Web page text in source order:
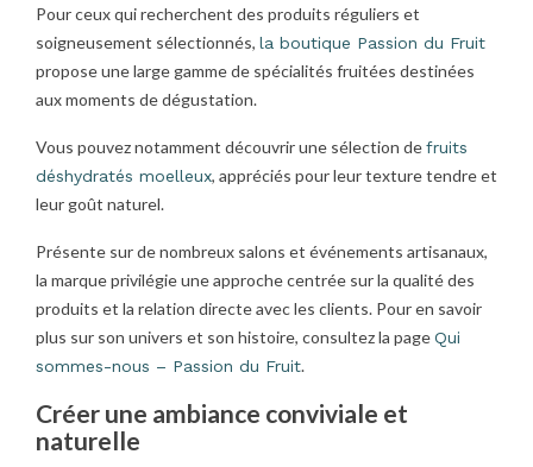
Pour ceux qui recherchent des produits réguliers et
soigneusement sélectionnés, la boutique Passion du Fruit
propose une large gamme de spécialités fruitées destinées
aux moments de dégustation.
Vous pouvez notamment découvrir une sélection defruits
déshydratés moelleux, appréciés pour leur texture tendre et
leur goût naturel.
Présente sur de nombreux salons et événements artisanaux,
la marque privilégie une approche centrée sur la qualité des
produits et la relation directe avec les clients. Pour en savoir
plus sur son univers et son histoire, consultez la pageQui
sommes-nous – Passion du Fruit.
Créer une ambiance conviviale et
naturelle